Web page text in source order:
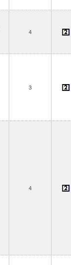
4
3
4